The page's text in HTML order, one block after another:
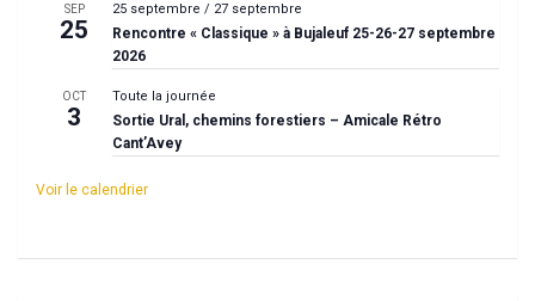
SEP
25
25 septembre / 27 septembre
Rencontre « Classique » à Bujaleuf 25-26-27 septembre
2026
OCT
3
Toute la journée
Sortie Ural, chemins forestiers – Amicale Rétro
Cant’Avey
Voir le calendrier